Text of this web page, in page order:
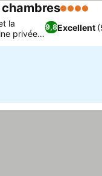
4 Étoiles
9,8Excellent
la
privée